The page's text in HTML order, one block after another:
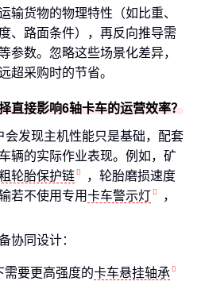
输货物的物理特性（如比重、
、路面条件），再反向推导需
参数。忽略这些场景化差异，
超采购时的节省。
直接影响6轴卡车的运营效率？
会发现主机性能只是基础，配套
辆的实际作业表现。例如，矿
轮胎保护链
，轮胎磨损速度
若不使用专用卡车警示灯
，
协同设计：
需要更高强度的卡车悬挂轴承